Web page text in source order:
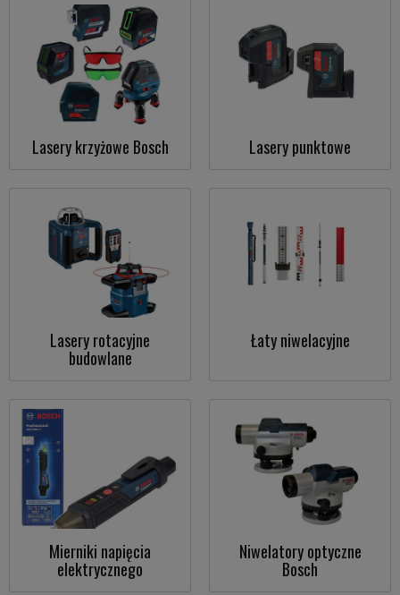
Lasery krzyżowe Bosch Lasery punktowe
Lasery rotacyjne
budowlane
Łaty niwelacyjne
Mierniki napięcia
elektrycznego
Niwelatory optyczne
Bosch